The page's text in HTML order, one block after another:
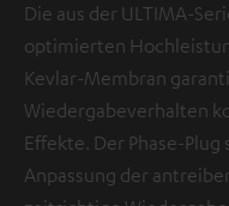
Die aus der ULTIMA-
optimierten
Kevlar-Membran
Wiedergabeverhalten
Effekte. Der Phase-
Anpassung der